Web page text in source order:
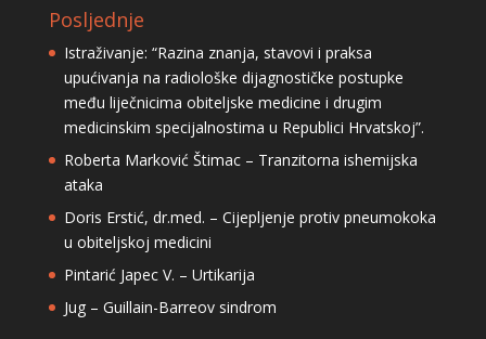
Posljednje
Istraživanje: “Razina znanja, stavovi i praksa
upućivanja na radiološke dijagnostičke postupke
među liječnicima obiteljske medicine i drugim
medicinskim specijalnostima u Republici Hrvatskoj”.
Roberta Marković Štimac – Tranzitorna ishemijska
ataka
Doris Erstić, dr.med. – Cijepljenje protiv pneumokoka
u obiteljskoj medicini
Pintarić Japec V. – Urtikarija
Jug – Guillain-Barreov sindrom